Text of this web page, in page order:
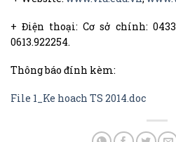
+ Điện thoại: Cơ sở chính:
0613.922254.
Thông báo đính kèm:
File 1_Ke hoach TS 2014.doc